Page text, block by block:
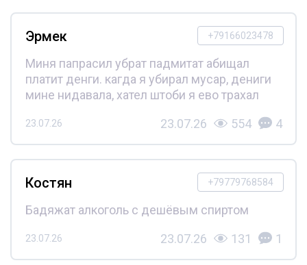
+79166023478
Эрмек
Миня папрасил убрат падмитат абищал
платит денги. кагда я убирал мусар, дениги
мине нидавала, хател штоби я ево трахал
23.07.26 23.07.26 554 4
+79779768584
Костян
Бадяжат алкоголь с дешёвым спиртом
23.07.26 23.07.26 131 1